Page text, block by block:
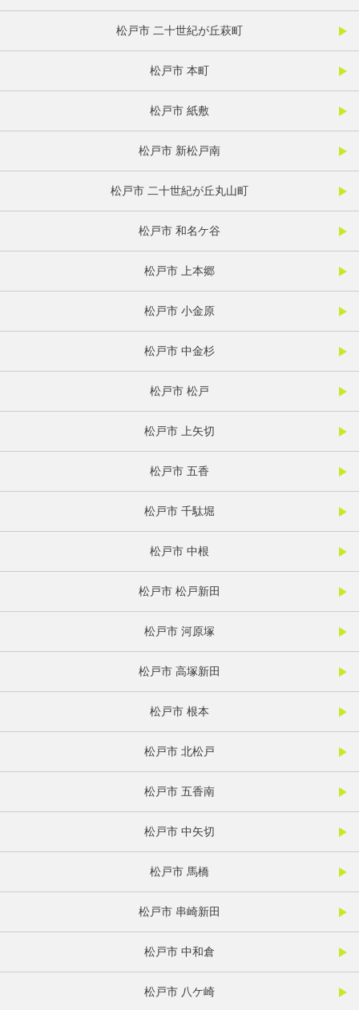
松戸市 二十世紀が丘萩町
松戸市 本町
松戸市 紙敷
松戸市 新松戸南
松戸市 二十世紀が丘丸山町
松戸市 和名ケ谷
松戸市 上本郷
松戸市 小金原
松戸市 中金杉
松戸市 松戸
松戸市 上矢切
松戸市 五香
松戸市 千駄堀
松戸市 中根
松戸市 松戸新田
松戸市 河原塚
松戸市 高塚新田
松戸市 根本
松戸市 北松戸
松戸市 五香南
松戸市 中矢切
松戸市 馬橋
松戸市 串崎新田
松戸市 中和倉
松戸市 八ケ崎